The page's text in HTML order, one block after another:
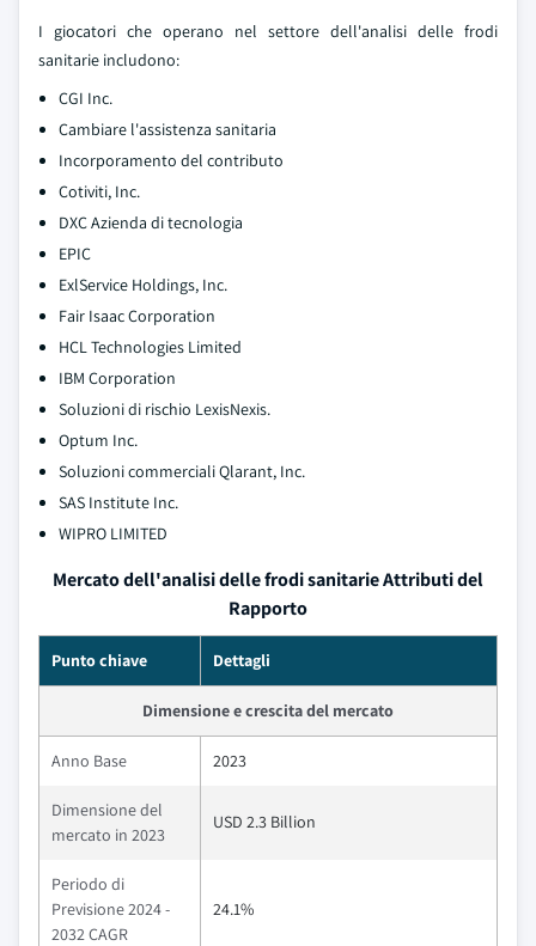
I giocatori che operano nel settore dell'analisi delle frodi
sanitarie includono:
CGI Inc.
Cambiare l'assistenza sanitaria
Incorporamento del contributo
Cotiviti, Inc.
DXC Azienda di tecnologia
EPIC
ExlService Holdings, Inc.
Fair Isaac Corporation
HCL Technologies Limited
IBM Corporation
Soluzioni di rischio LexisNexis.
Optum Inc.
Soluzioni commerciali Qlarant, Inc.
SAS Institute Inc.
WIPRO LIMITED
Mercato dell'analisi delle frodi sanitarie Attributi del
Rapporto
Punto chiave Dettagli
Dimensione e crescita del mercato
Anno Base 2023
Dimensione del
mercato in 2023
USD 2.3 Billion
Periodo di
Previsione 2024 -
2032 CAGR
24.1%